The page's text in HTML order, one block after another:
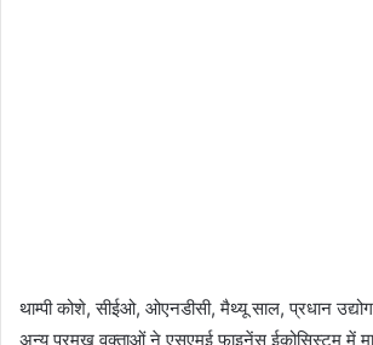
थाम्पी कोशे, सीईओ, ओएनडीसी, मैथ्यू साल, प्रधान
अन्य प्रमुख वक्ताओं ने एसएमई फाइनेंस ईकोसिस्टम में